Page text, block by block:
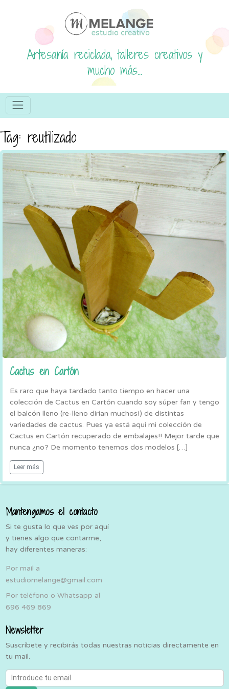
Artesanía reciclada, talleres creativos y
mucho más...
Tag: reutilizado
Cactus en Cartón
Es raro que haya tardado tanto tiempo en hacer una
colección de Cactus en Cartón cuando soy súper fan y tengo
el balcón lleno (re-lleno dirían muchos!) de distintas
variedades de cactus. Pues ya está aquí mi colección de
Cactus en Cartón recuperado de embalajes!! Mejor tarde que
nunca ¿no? De momento tenemos dos modelos […]
Leer más
Mantengamos el contacto
Si te gusta lo que ves por aquí
y tienes algo que contarme,
hay diferentes maneras:
Por mail a
estudiomelange@gmail.com
Por teléfono o Whatsapp al
696 469 869
Newsletter
Suscríbete y recibirás todas nuestras noticias directamente en
tu mail.
Introduce tu email